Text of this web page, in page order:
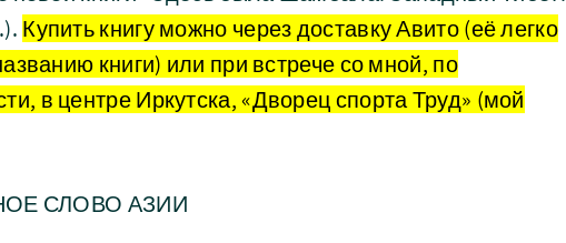
Купить книгу можно через доставку Авито (её легко
книги) или при встрече со мной, по
в центре Иркутска, «Дворец спорта Труд» (мой
СЛОВО АЗИИ